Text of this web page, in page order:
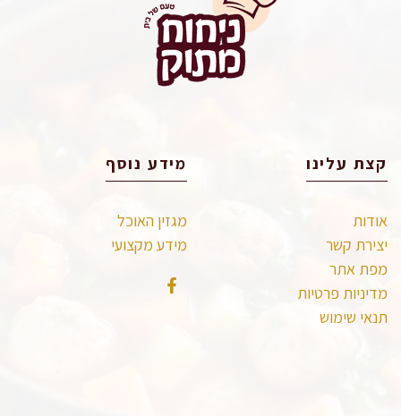
קצת עלינו
אודות
יצירת קשר
מפת אתר
מדיניות פרטיות
תנאי שימוש
מידע נוסף
מגזין האוכל
מידע מקצועי